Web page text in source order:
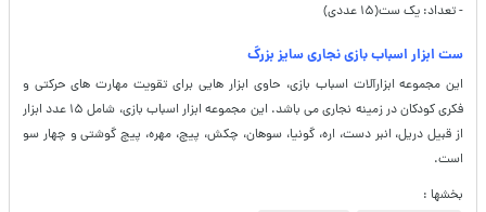
- تعداد: یک ست(۱۵ عددی)
ست ابزار اسباب بازی نجاری سایز بزرگ
این مجموعه ابزارآلات اسباب بازی، حاوی ابزار هایی برای تقویت مهارت های حرکتی و
فکری کودکان در زمینه نجاری می باشد. این مجموعه ابزار اسباب بازی، شامل ۱۵ عدد ابزار
از قبیل دریل، انبر دست، اره، گونیا، سوهان، چکش، پیچ، مهره، پیچ گوشتی و چهار سو
است.
بخشها :